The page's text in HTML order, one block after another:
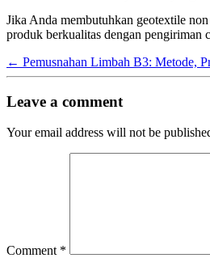
Jika Anda membutuhkan geotextile
produk berkualitas dengan pengiriman
← Pemusnahan Limbah B3: Metode,
Leave a comment
Your email address will not be
Comment *